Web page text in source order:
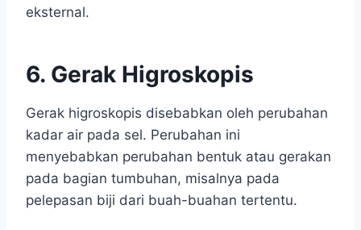
eksternal.
6. Gerak Higroskopis
Gerak higroskopis disebabkan oleh perubahan
kadar air pada sel. Perubahan ini
menyebabkan perubahan bentuk atau gerakan
pada bagian tumbuhan, misalnya pada
pelepasan biji dari buah-buahan tertentu.